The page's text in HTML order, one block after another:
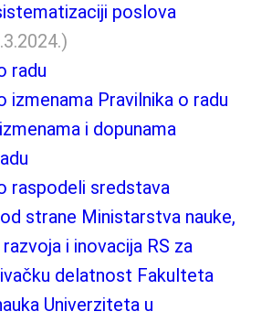
poslova
radu
izmenama Pravilnika o radu
i dopunama
raspodeli sredstava
strane Ministarstva nauke,
i inovacija RS za
delatnost Fakulteta
Univerziteta u